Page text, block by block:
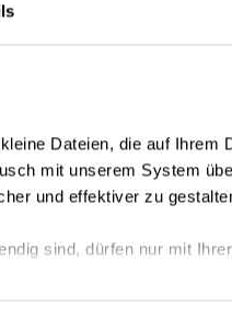
Dateien, die auf Ihrem
mit unserem System
und effektiver zu
sind, dürfen nur mit